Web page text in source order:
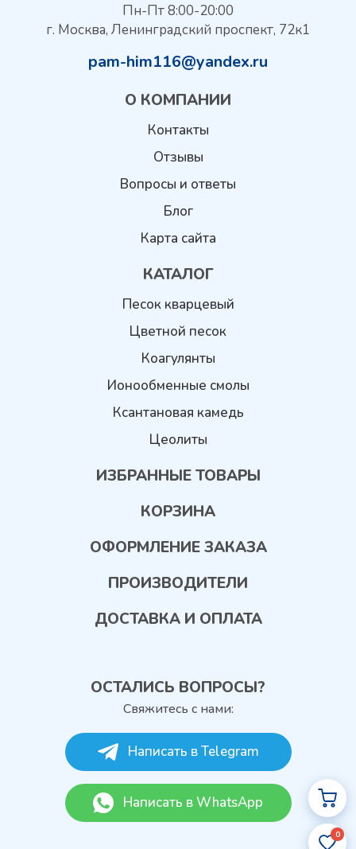
0
Пн-Пт 8:00-20:00
г. Москва, Ленинградский проспект, 72к1
pam-him116@yandex.ru
О КОМПАНИИ
Контакты
Отзывы
Вопросы и ответы
Блог
Карта сайта
КАТАЛОГ
Песок кварцевый
Цветной песок
Коагулянты
Ионообменные смолы
Ксантановая камедь
Цеолиты
ИЗБРАННЫЕ ТОВАРЫ
КОРЗИНА
ОФОРМЛЕНИЕ ЗАКАЗА
ПРОИЗВОДИТЕЛИ
ДОСТАВКА И ОПЛАТА
ОСТАЛИСЬ ВОПРОСЫ?
Свяжитесь с нами:
Написать в Telegram
Написать в WhatsApp